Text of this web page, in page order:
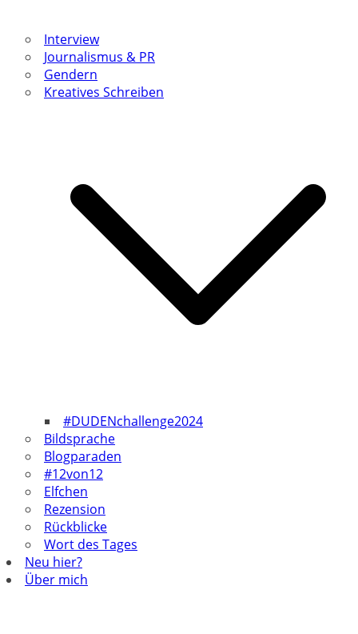
Interview
Journalismus & PR
Gendern
Kreatives Schreiben
#DUDENchallenge2024
Bildsprache
Blogparaden
#12von12
Elfchen
Rezension
Rückblicke
Wort des Tages
Neu hier?
Über mich